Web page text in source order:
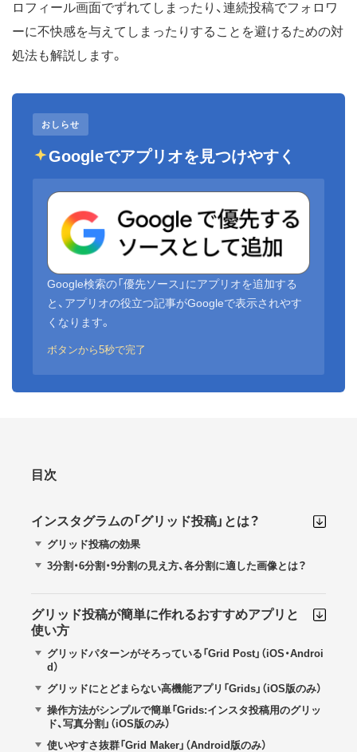
ロフィール画面でずれてしまったり、連続投稿でフォロワ
ーに不快感を与えてしまったりすることを避けるための対
処法も解説します。
おしらせ
Googleでアプリオを見つけやすく
Google検索の「優先ソース」にアプリオを追加する
と、アプリオの役立つ記事がGoogleで表示されやす
くなります。
ボタンから5秒で完了
目次
インスタグラムの「グリッド投稿」とは？
グリッド投稿の効果
3分割・6分割・9分割の見え方、各分割に適した画像とは？
グリッド投稿が簡単に作れるおすすめアプリと
使い方
グリッドパターンがそろっている「Grid Post」（iOS・Androi
d）
グリッドにとどまらない高機能アプリ「Grids」（iOS版のみ）
操作方法がシンプルで簡単「Grids:インスタ投稿用のグリッ
ド、写真分割」（iOS版のみ）
使いやすさ抜群「Grid Maker」（Android版のみ）